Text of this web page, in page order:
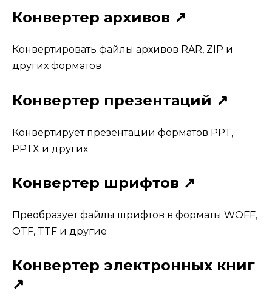
Конвертер архивов ↗
Конвертировать файлы архивов RAR, ZIP и
других форматов
Конвертер презентаций ↗
Конвертирует презентации форматов PPT,
PPTX и других
Конвертер шрифтов ↗
Преобразует файлы шрифтов в форматы WOFF,
OTF, TTF и другие
Конвертер электронных книг
↗